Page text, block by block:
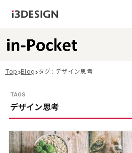
Top Blog タグ : デザイン思考
デザイン思考